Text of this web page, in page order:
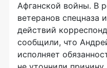
Афганской войны. В
ветеранов спецназа
действий
сообщили, что
исполняет